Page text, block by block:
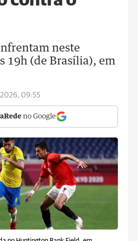
neste
19h (de Brasília), em
09:55
aRede no Google